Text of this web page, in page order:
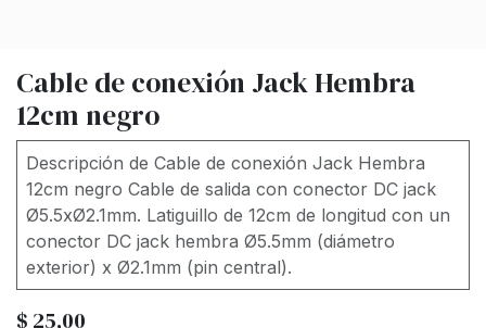
Cable de conexión Jack Hembra
12cm negro
Descripción de Cable de conexión Jack Hembra
12cm negro Cable de salida con conector DC jack
Ø5.5xØ2.1mm. Latiguillo de 12cm de longitud con un
conector DC jack hembra Ø5.5mm (diámetro
exterior) x Ø2.1mm (pin central).
$ 25,00